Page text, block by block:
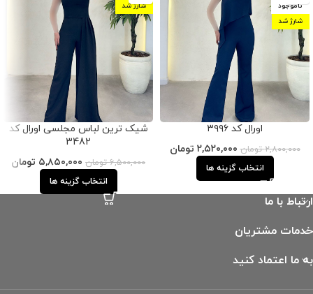
ناموجود
شارژ شد
اورال کد ۳۹۹۶
۲,۸۰۰,۰۰۰ تومان ۲,۵۲۰,۰۰۰ تومان
انتخاب گزینه ها
شارژ شد
شیک ترین لباس مجلسی اورال کد
3482
۶,۵۰۰,۰۰۰ تومان ۵,۸۵۰,۰۰۰ تومان
انتخاب گزینه ها
ارتباط با ما
خدمات مشتریان
به ما اعتماد کنید